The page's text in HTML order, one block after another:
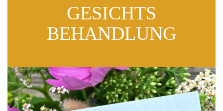
GESICHTS
BEHANDLUNG